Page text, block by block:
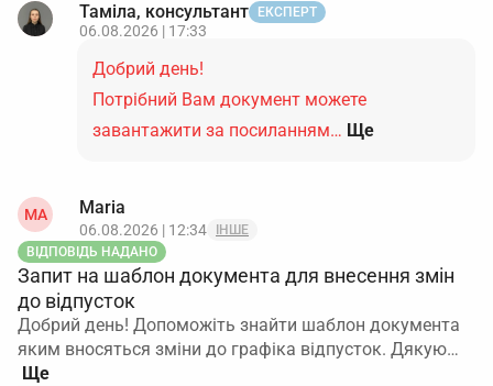
Таміла, консультант ЕКСПЕРТ
06.08.2026 | 17:33
Добрий день!
Потрібний Вам документ можете
завантажити за посиланням… Ще
MA Maria
06.08.2026 | 12:34
ІНШЕ
ВІДПОВІДЬ НАДАНО
Запит на шаблон документа для внесення змін
до відпусток
Добрий день! Допоможіть знайти шаблон документа
яким вносяться зміни до графіка відпусток. Дякую…